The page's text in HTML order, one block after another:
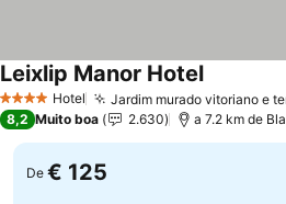
4 EstrelasHotel Jardim murado vitoriano e
Leixlip Manor HotelVer preços
8,2 Muito boa 2.630 a 7.2 km de
De € 125